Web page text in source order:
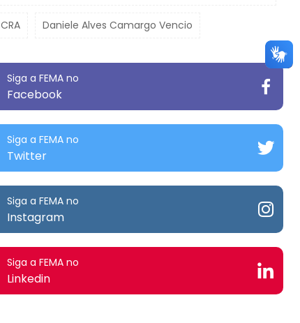
CRA Daniele Alves Camargo Vencio
Siga a FEMA no
Facebook
Siga a FEMA no
Twitter
Siga a FEMA no
Instagram
Siga a FEMA no
Linkedin